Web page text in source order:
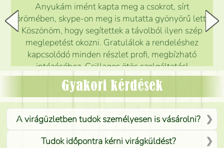
Anyukám imént kapta meg a csokrot, sírt
örömében, skype-on meg is mutatta gyönyörű lett.
Köszönöm, hogy segítettek a távolból ilyen szép
meglepetést okozni. Gratulálok a rendeléshez
kapcsolódó minden részlet profi, megbízható
intézéséhez. Csillagos ötös szolgáltatás!
Mónika
Gyakori kérdések
A virágüzletben tudok személyesen is vásárolni?
Tudok időpontra kérni virágküldést?